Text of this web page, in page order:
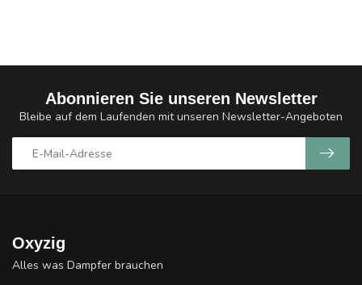
Abonnieren Sie unseren Newsletter
Bleibe auf dem Laufenden mit unseren Newsletter-Angeboten
Oxyzig
Alles was Dampfer brauchen